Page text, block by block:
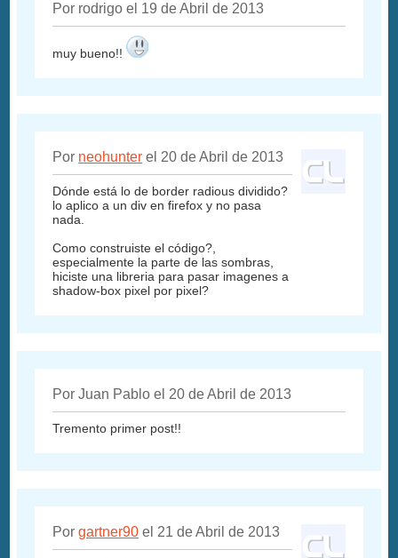
Por rodrigo el 19 de Abril de 2013
muy bueno!!
Por neohunter el 20 de Abril de 2013
Dónde está lo de border radious dividido?
lo aplico a un div en firefox y no pasa
nada.
Como construiste el código?,
especialmente la parte de las sombras,
hiciste una libreria para pasar imagenes a
shadow-box pixel por pixel?
Por Juan Pablo el 20 de Abril de 2013
Tremento primer post!!
Porgartner90 el 21 de Abril de 2013